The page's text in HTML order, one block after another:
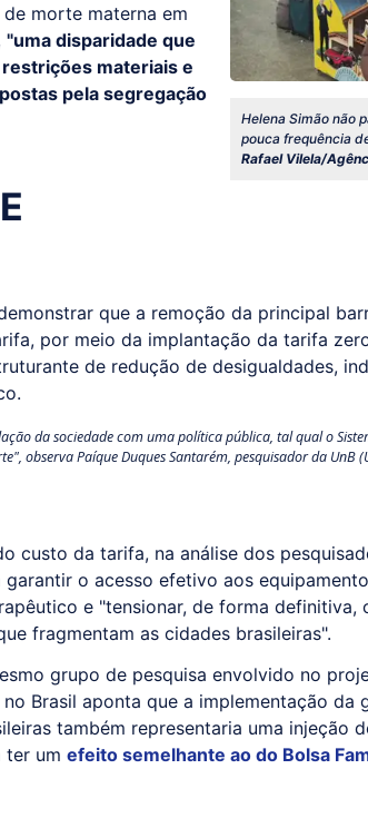
Helena Simão não
pouca frequência
Rafael Vilela/
morte materna em
"uma disparidade que
materiais e
pela segregação
que a remoção da principal
por meio da implantação da tarifa
de redução de desigualdades,
da sociedade com uma política pública, tal qual o
observa Paíque Duques Santarém, pesquisador da UnB
custo da tarifa, na análise dos
o acesso efetivo aos
e "tensionar, de forma definitiva,
fragmentam as cidades brasileiras".
grupo de pesquisa envolvido no
Brasil aponta que a implementação da
também representaria uma injeção
ter um efeito semelhante ao do Bolsa